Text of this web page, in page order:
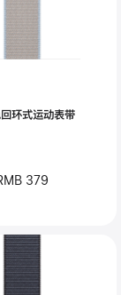
环式运动表带
379